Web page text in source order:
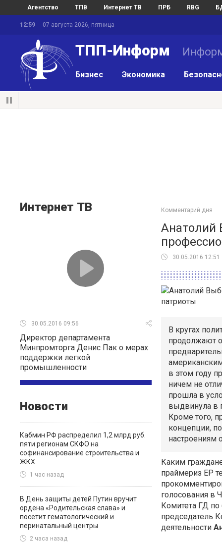
Агентство ТПВ Интернет ТВ ПРБ RBG
12:59 07 августа 2026, пятница
ТПП-Информ
Бизнес Экономика
Интернет ТВ
30.05.2016 09:56
Директор департамента
Минпромторга Денис Пак о мерах
поддержки легкой
промышленности
Новости
Кабмин РФ распределил 1,2 млрд руб.
пяти регионам СКФО на
софинансирование строительства и
ЖКХ
1 час назад
В День защиты детей Путин вручит
ордена «Родительская слава» и
посетит гематологический и
перинатальный центры
2 часа назад
Комментарий дня
Анатолий
30.05.2016 12:51
В кругах
продолжают
в этом году
ничем не
прошла в
выдвинула в
Кроме того,
концепции,
настроениям
Каким
праймериз ЕР
голосования в
Комитета ГД по
председатель
деятельности